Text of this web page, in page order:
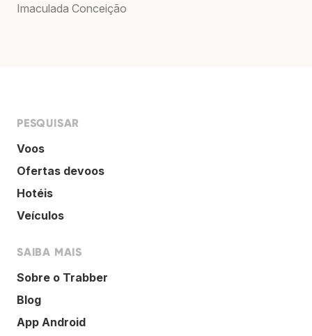
Imaculada Conceição
PESQUISAR
Voos
Ofertas devoos
Hotéis
Veículos
SAIBA MAIS
Sobre o Trabber
Blog
App Android